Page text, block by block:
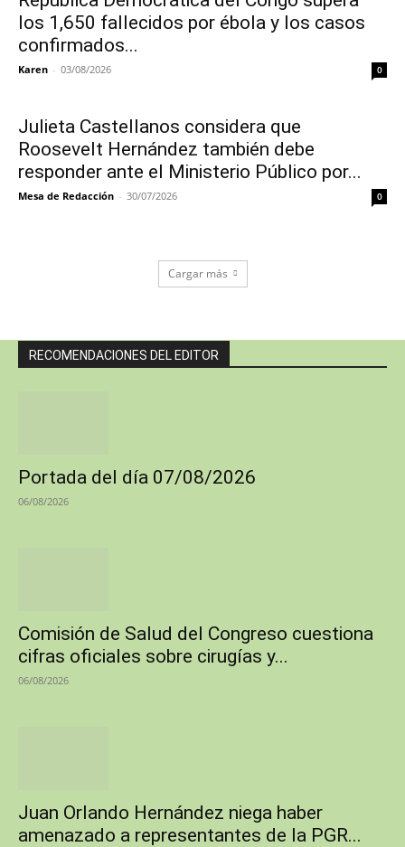
los 1,650 fallecidos por ébola y los casos
confirmados...
Karen - 03/08/2026 0
Julieta Castellanos considera que
Roosevelt Hernández también debe
responder ante el Ministerio Público por...
Mesa de Redacción - 30/07/2026 0
Cargar más
RECOMENDACIONES DEL EDITOR
Portada del día 07/08/2026
06/08/2026
Comisión de Salud del Congreso cuestiona
cifras oficiales sobre cirugías y...
06/08/2026
Juan Orlando Hernández niega haber
amenazado a representantes de la PGR...